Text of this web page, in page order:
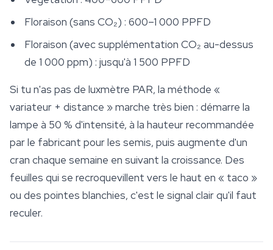
Floraison (sans CO₂) : 600–1 000 PPFD
Floraison (avec supplémentation CO₂ au-dessus
de 1 000 ppm) : jusqu'à 1 500 PPFD
Si tu n'as pas de luxmètre PAR, la méthode «
variateur + distance » marche très bien : démarre la
lampe à 50 % d'intensité, à la hauteur recommandée
par le fabricant pour les semis, puis augmente d'un
cran chaque semaine en suivant la croissance. Des
feuilles qui se recroquevillent vers le haut en « taco »
ou des pointes blanchies, c'est le signal clair qu'il faut
reculer.